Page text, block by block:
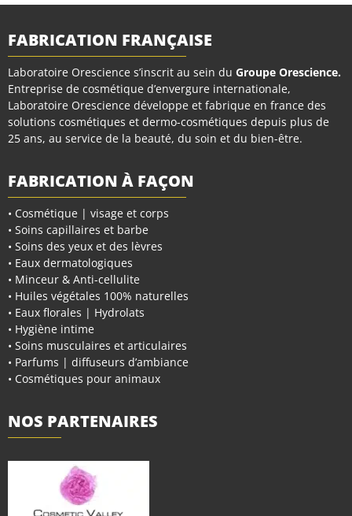
FABRICATION FRANÇAISE
Laboratoire Orescience s’inscrit au sein du Groupe Orescience.
Entreprise de cosmétique d’envergure internationale,
Laboratoire Orescience développe et fabrique en france des
solutions cosmétiques et dermo-cosmétiques depuis plus de
25 ans, au service de la beauté, du soin et du bien-être.
FABRICATION À FAÇON
• Cosmétique | visage et corps
• Soins capillaires et barbe
• Soins des yeux et des lèvres
• Eaux dermatologiques
• Minceur & Anti-cellulite
• Huiles végétales 100% naturelles
• Eaux florales | Hydrolats
• Hygiène intime
• Soins musculaires et articulaires
• Parfums | diffuseurs d’ambiance
• Cosmétiques pour animaux
NOS PARTENAIRES